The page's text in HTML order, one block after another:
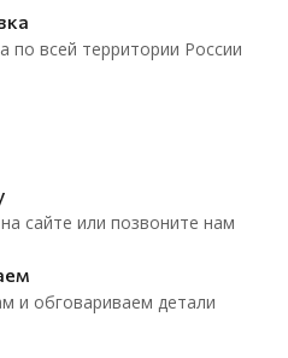
по всей территории России
сайте или позвоните нам
и обговариваем детали